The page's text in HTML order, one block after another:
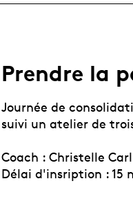
Prendre la
Journée de
suivi un atelier de
Coach : Christelle
Délai d'insription : 15